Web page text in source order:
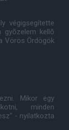
végigsegítette
kellõ
Vörös Ördögök
Mikor egy
minden
- nyilatkozta